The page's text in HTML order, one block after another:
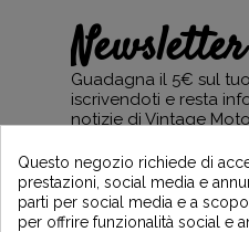
Newsletter
Guadagna il 5€ sul
iscrivendoti e resta
notizie di Vintage
*Dès 99€ d'achat. En vous abonnant à
connaissance de notre politique de
Questo negozio richiede di
prestazioni, social media e
parti per social media e a
per offrire funzionalità social e